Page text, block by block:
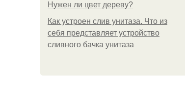
Нужен ли цвет дереву?
Как устроен слив унитаза. Что из
себя представляет устройство
сливного бачка унитаза